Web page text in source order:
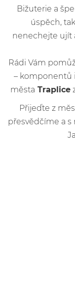
Bižuterie a
úspěch,
nenechejte ujít
Rádi Vám
– komponentů
města Traplice
Přijeďte z
přesvědčíme a s